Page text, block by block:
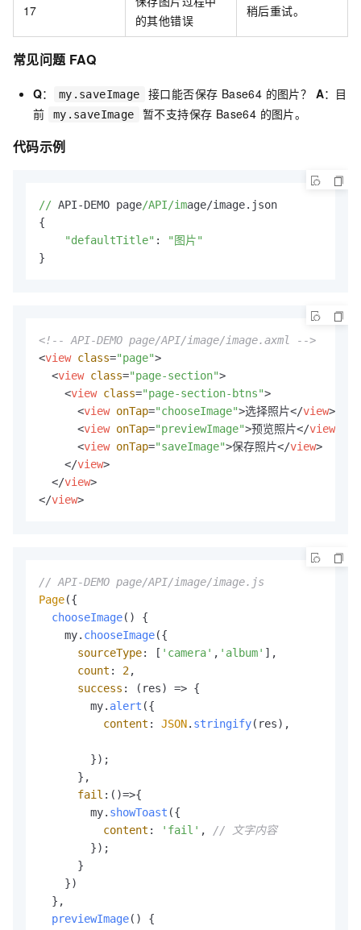
17
的其他错误
稍后重试。
常见问题 FAQ
Q： my.saveImage 接口能否保存 Base64 的图片？ A：目
前
my.saveImage 暂不支持保存 Base64 的图片。
代码示例
// API-DEMO page/API/image/image.json
{
"defaultTitle" :
"图片"
}
<!-- API-DEMO page/API/image/image.axml -->
<view class="page">
<view class="page-section">
<view class="page-section-btns">
<view onTap="chooseImage">选择照片</view>
<view onTap="previewImage">预览照片</view
<view onTap="saveImage">保存照片</view>
</view>
</view>
</view>
// API-DEMO page/API/image/image.js
Page({
chooseImage( ) {
    my.
chooseImage({
sourceType: [ 'camera' , 'album' ],
count : 2,
success : ( res) => {
        my.
alert ({
content : JSON. stringify(res),
        });
      },
fail : ()=>{
        my.
showToast ({
content : 'fail' , // 文字内容
        });
      }
    })
  },
previewImage( ) {